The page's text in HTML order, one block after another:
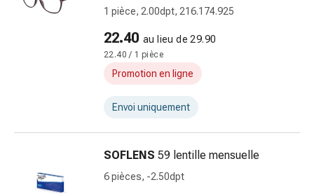
blessure
Bandes
Compresses
pour
1 pièce, 2.00dpt, 216.174.925
22.40 au lieu de 29.90
22.40 / 1 pièce
Promotion en ligne
Envoi uniquement
SOFLENS 59 lentille mensuelle
6 pièces, -2.50dpt